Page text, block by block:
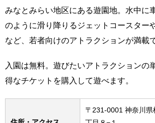
みなとみらい地区にある遊園地。水中に
のように滑り降りるジェットコースター
など、若者向けのアトラクションが満載
入園は無料。遊びたいアトラクションの
得なチケットを購入して遊べます。
〒231-0001 神奈川県